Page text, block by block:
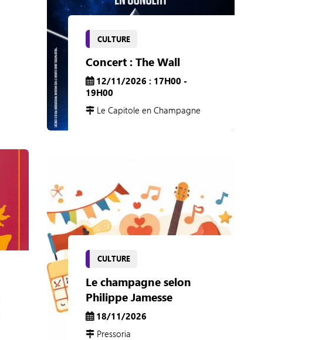
CULTURE
Concert : The Wall
12/11/2026 : 17H00 -
19H00
Le Capitole en Champagne
CULTURE
Le champagne selon
Philippe Jamesse
18/11/2026
Pressoria